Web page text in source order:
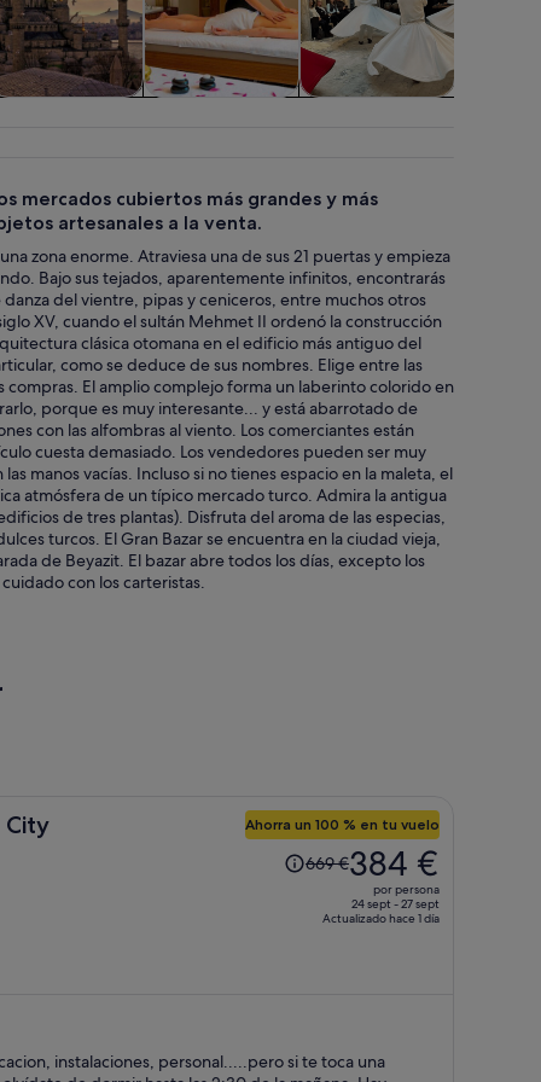
mercados cubiertos más grandes y más
artesanales a la venta.
zona enorme. Atraviesa una de sus 21 puertas y empieza
Bajo sus tejados, aparentemente infinitos, encontrarás
del vientre, pipas y ceniceros, entre muchos otros
XV, cuando el sultán Mehmet II ordenó la construcción
clásica otomana en el edificio más antiguo del
como se deduce de sus nombres. Elige entre las
El amplio complejo forma un laberinto colorido en
porque es muy interesante... y está abarrotado de
con las alfombras al viento. Los comerciantes están
cuesta demasiado. Los vendedores pueden ser muy
manos vacías. Incluso si no tienes espacio en la maleta, el
atmósfera de un típico mercado turco. Admira la antigua
de tres plantas). Disfruta del aroma de las especias,
turcos. El Gran Bazar se encuentra en la ciudad vieja,
de Beyazit. El bazar abre todos los días, excepto los
con los carteristas.
City Ahorra un 100 % en tu vuelo
El
precio
384 €
669 €384 €
por persona
24 sept - 27 sept
Actualizado hace 1 día
instalaciones, personal.....pero si te toca una